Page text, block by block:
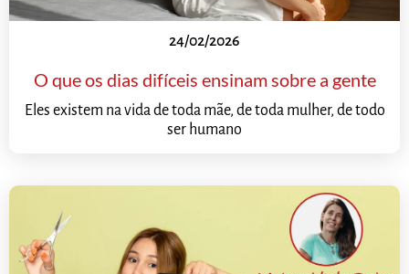
24/02/2026
O que os dias difíceis ensinam sobre a gente
Eles existem na vida de toda mãe, de toda mulher, de todo
ser humano